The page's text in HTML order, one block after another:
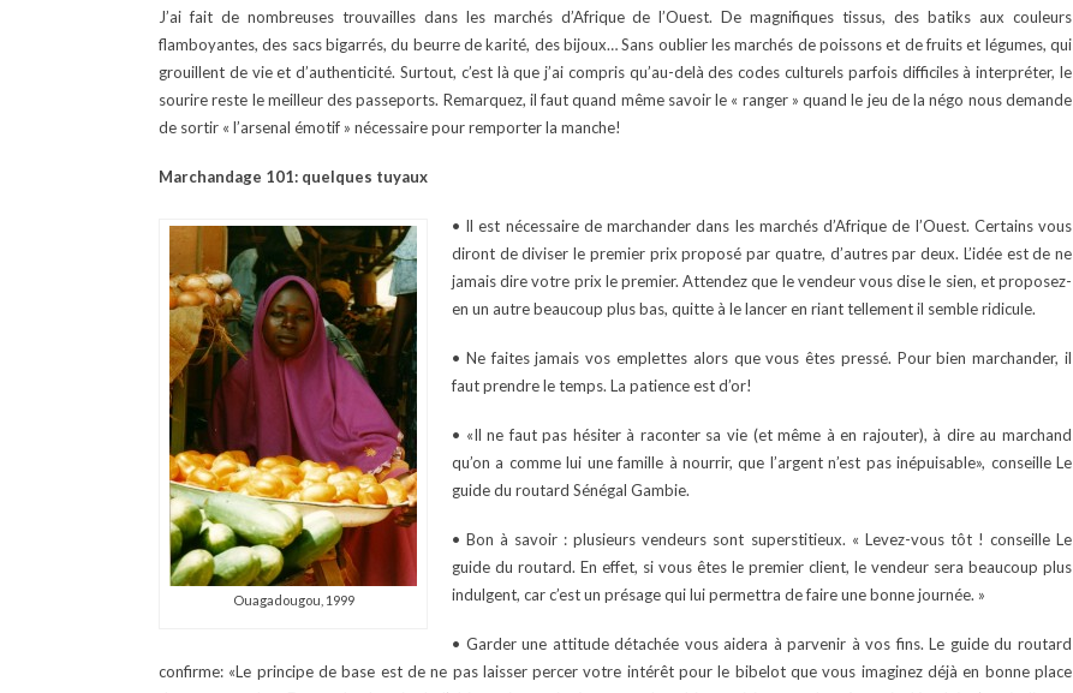
J’ai fait de nombreuses trouvailles dans les marchés d’Afrique de l’Ouest. De magnifiques tissus, des batiks aux couleurs
flamboyantes, des sacs bigarrés, du beurre de karité, des bijoux… Sans oublier les marchés de poissons et de fruits et légumes, qui
grouillent de vie et d’authenticité. Surtout, c’est là que j’ai compris qu’au-delà des codes culturels parfois difficiles à interpréter, le
sourire reste le meilleur des passeports. Remarquez, il faut quand même savoir le « ranger » quand le jeu de la négo nous demande
de sortir « l’arsenal émotif » nécessaire pour remporter la manche!
Marchandage 101: quelques tuyaux
Ouagadougou, 1999
• Il est nécessaire de marchander dans les marchés d’Afrique de l’Ouest. Certains vous
diront de diviser le premier prix proposé par quatre, d’autres par deux. L’idée est de ne
jamais dire votre prix le premier. Attendez que le vendeur vous dise le sien, et proposez-
en un autre beaucoup plus bas, quitte à le lancer en riant tellement il semble ridicule.
• Ne faites jamais vos emplettes alors que vous êtes pressé. Pour bien marchander, il
faut prendre le temps. La patience est d’or!
• «Il ne faut pas hésiter à raconter sa vie (et même à en rajouter), à dire au marchand
qu’on a comme lui une famille à nourrir, que l’argent n’est pas inépuisable», conseille Le
guide du routard Sénégal Gambie.
• Bon à savoir : plusieurs vendeurs sont superstitieux. « Levez-vous tôt ! conseille Le
guide du routard. En effet, si vous êtes le premier client, le vendeur sera beaucoup plus
indulgent, car c’est un présage qui lui permettra de faire une bonne journée. »
• Garder une attitude détachée vous aidera à parvenir à vos fins. Le guide du routard
confirme: «Le principe de base est de ne pas laisser percer votre intérêt pour le bibelot que vous imaginez déjà en bonne place